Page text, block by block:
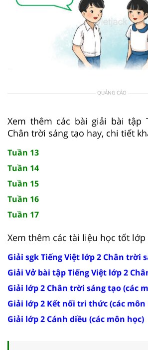
QUẢNG CÁO
Xem thêm các bài giải bài tập
Chân trời sáng tạo hay, chi tiết
Tuần 13
Tuần 14
Tuần 15
Tuần 16
Tuần 17
Xem thêm các tài liệu học tốt lớp
Giải sgk Tiếng Việt lớp 2 Chân trời
Giải Vở bài tập Tiếng Việt lớp 2
Giải lớp 2 Chân trời sáng tạo (các
Giải lớp 2 Kết nối tri thức (các môn
Giải lớp 2 Cánh diều (các môn học)